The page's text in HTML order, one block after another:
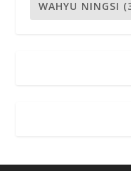
WAHYU NINGSI